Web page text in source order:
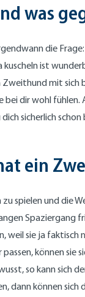
was
die
ist
mit sich
bei dir wohl
sicherlich
ein
zu spielen und die
Spaziergang
weil sie ja faktisch
können sie
so kann sich
dann können